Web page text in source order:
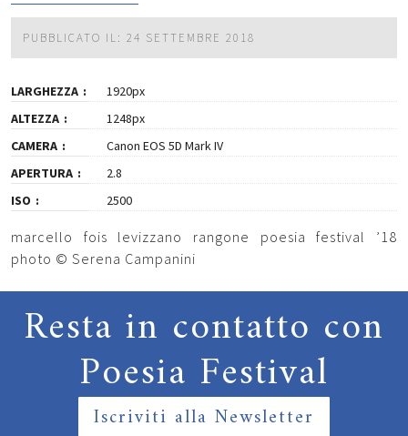
PUBBLICATO IL: 24 SETTEMBRE 2018
LARGHEZZA
1920px
ALTEZZA
1248px
CAMERA
Canon EOS 5D Mark IV
APERTURA
2.8
ISO
2500
marcello fois levizzano rangone poesia festival ’18
photo © Serena Campanini
Resta in contatto con
Poesia Festival
Iscriviti alla Newsletter